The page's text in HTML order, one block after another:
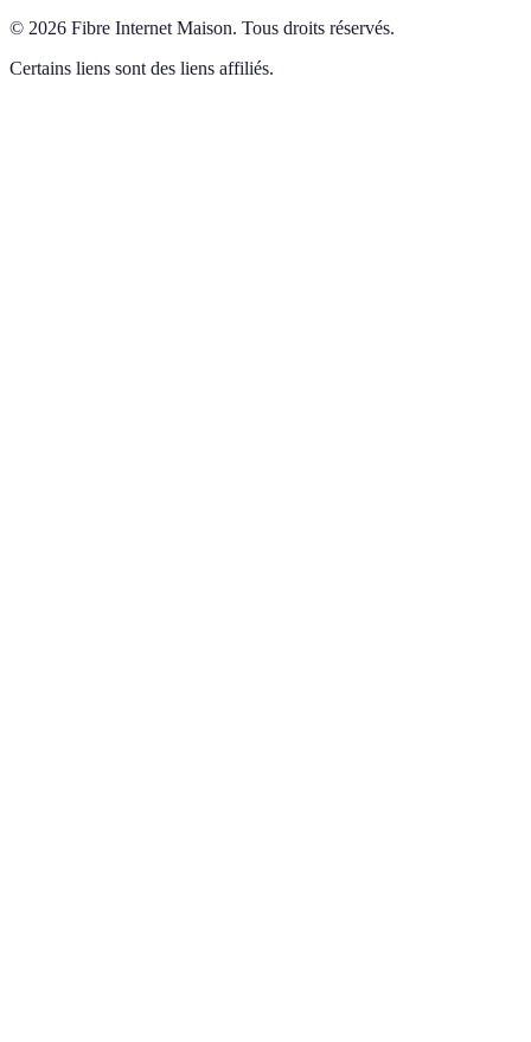
© 2026 Fibre Internet Maison. Tous droits réservés.
Certains liens sont des liens affiliés.